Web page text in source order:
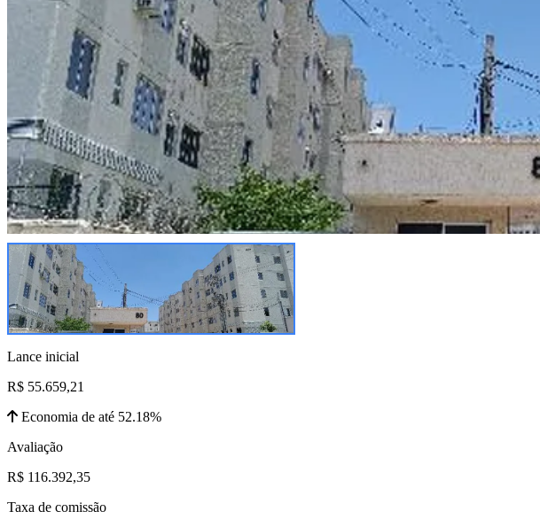
Lance inicial
R$ 55.659,21
Economia de até 52.18%
Avaliação
R$ 116.392,35
Taxa de comissão